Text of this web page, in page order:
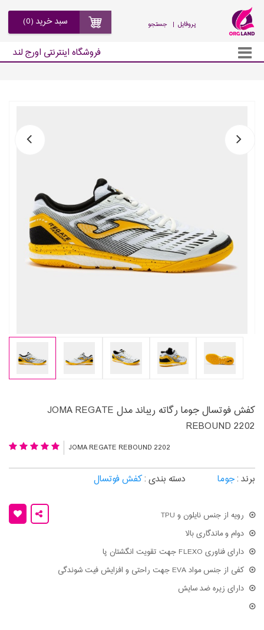
جستجو | پروفایل
فروشگاه اینترنتی اورج لند
سبد خرید (0)
کفش فوتسال جوما رگاته ریباند مدل JOMA REGATE
REBOUND 2202
JOMA REGATE REBOUND 2202
برند :جوما دسته بندی :کفش فوتسال
رویه از جنس نایلون و TPU
دوام و ماندگاری بالا
دارای فناوری FLEXO جهت تقویت انگشتان پا
کفی از جنس مواد EVA جهت راحتی و افزایش فیت شوندگی
دارای زیره ضد سایش